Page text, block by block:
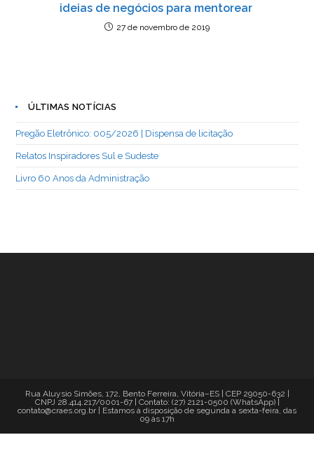
ideias de negócios para mentorear
27 de novembro de 2019
ÚLTIMAS NOTÍCIAS
Pregão Eletrônico: 005/2026 | Dispensa de licitação
Relatos Inspiradores Sul e Sudeste
Livro 60 Anos da Administração
Rua Aluysio Simões, 172, Bento Ferreira, Vitória–ES | CEP 29050-632 |
CNPJ 28.414.217/0001-67 | Contato: (27) 2121-0500 (WhatsApp) |
contato@craes.org.br | Estamos à disposição de segunda a sexta-feira, das
09 às 17h